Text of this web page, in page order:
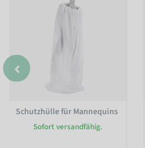
Schutzhülle für Mannequins
Sofort versandfähig.